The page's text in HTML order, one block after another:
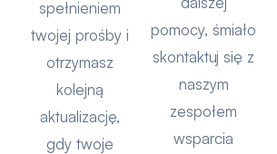
spełnieniem
twojej prośby i
otrzymasz
kolejną
aktualizację,
gdy twoje
pomocy, śmiało
skontaktuj się z
naszym
zespołem
wsparcia